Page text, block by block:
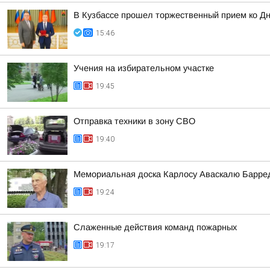
В Кузбассе прошел торжественный прием ко
15:46
Учения на избирательном участке
19:45
Отправка техники в зону СВО
19:40
Мемориальная доска Карлосу Аваскалю
19:24
Слаженные действия команд пожарных
19:17